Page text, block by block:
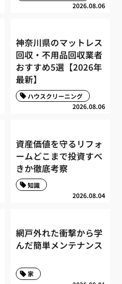
2026.08.06
神奈川県のマットレス
回収・不用品回収業者
おすすめ5選【2026年
最新】
2026.08.06
ハウスクリーニング
資産価値を守るリフォ
ームどこまで投資すべ
きか徹底考察
2026.08.04
知識
網戸外れた衝撃から学
んだ簡単メンテナンス
家